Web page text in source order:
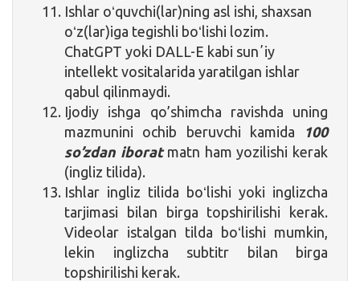
Ishlar oʻquvchi(lar)ning asl ishi, shaxsan
oʻz(lar)iga tegishli boʻlishi lozim.
ChatGPT yoki DALL-E kabi sunʼiy
intellekt vositalarida yaratilgan ishlar
qabul qilinmaydi.
Ijodiy ishga qo’shimcha ravishda uning
mazmunini ochib beruvchi kamida
100
so’zdan iboratmatn ham yozilishi kerak
(ingliz tilida).
Ishlar ingliz tilida boʻlishi yoki inglizcha
tarjimasi bilan birga topshirilishi kerak.
Videolar istalgan tilda boʻlishi mumkin,
lekin inglizcha subtitr bilan birga
topshirilishi kerak.